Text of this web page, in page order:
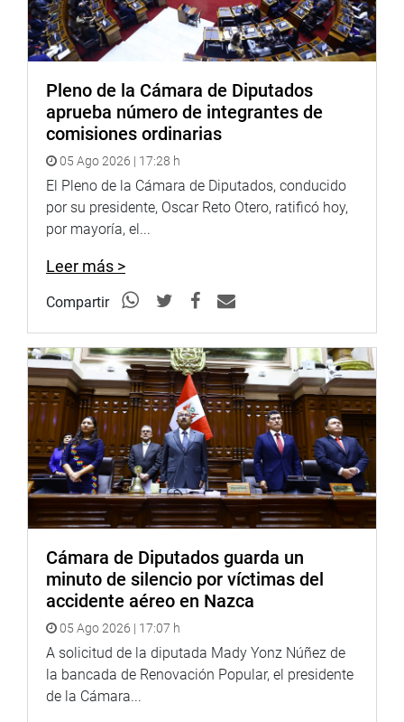
Lima, 4 de marzo de 2021
OFICINA DE COMUNICACIONES
Pleno de la Cámara de Diputados
aprueba número de integrantes de
comisiones ordinarias
05 Ago 2026 | 17:28 h
El Pleno de la Cámara de Diputados, conducido
por su presidente, Oscar Reto Otero, ratificó hoy,
por mayoría, el...
Leer más >
Compartir
Cámara de Diputados guarda un
minuto de silencio por víctimas del
accidente aéreo en Nazca
05 Ago 2026 | 17:07 h
A solicitud de la diputada Mady Yonz Núñez de
la bancada de Renovación Popular, el presidente
de la Cámara...